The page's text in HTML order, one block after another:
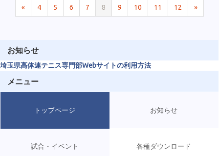
« 4 5 6 7 8 9 10 11 12 »
お知らせ
埼玉県高体連テニス専門部Webサイトの利用方法
メニュー
トップページ お知らせ
試合・イベント 各種ダウンロード